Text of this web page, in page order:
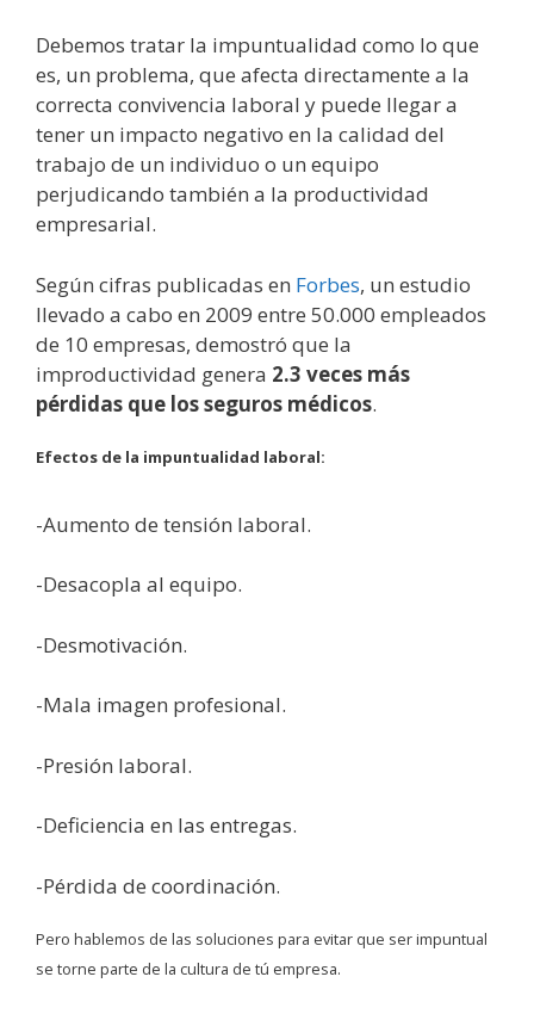
Debemos tratar la impuntualidad como lo que
es, un problema, que afecta directamente a la
correcta convivencia laboral y puede llegar a
tener un impacto negativo en la calidad del
trabajo de un individuo o un equipo
perjudicando también a la productividad
empresarial.
Según cifras publicadas en Forbes, un estudio
llevado a cabo en 2009 entre 50.000 empleados
de 10 empresas, demostró que la
improductividad genera 2.3 veces más
pérdidas que los seguros médicos.
Efectos de la impuntualidad laboral:
-Aumento de tensión laboral.
-Desacopla al equipo.
-Desmotivación.
-Mala imagen profesional.
-Presión laboral.
-Deficiencia en las entregas.
-Pérdida de coordinación.
Pero hablemos de las soluciones para evitar que ser impuntual
se torne parte de la cultura de tú empresa.